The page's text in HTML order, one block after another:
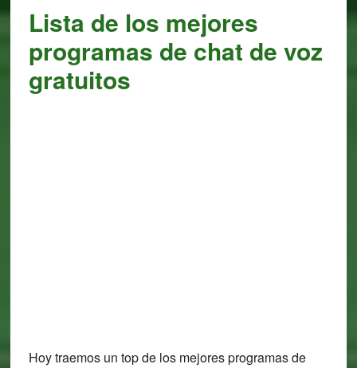
Lista de los mejores
programas de chat de voz
gratuitos
Hoy traemos un top de los mejores programas de